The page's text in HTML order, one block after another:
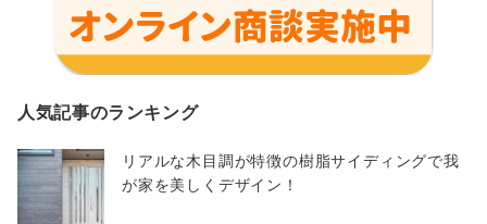
人気記事のランキング
リアルな木目調が特徴の樹脂サイディングで我
が家を美しくデザイン！